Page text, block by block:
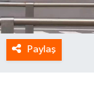
Paylaş